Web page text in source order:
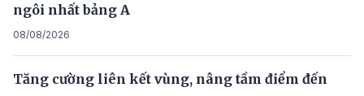
ngôi nhất bảng A
08/08/2026
Tăng cường liên kết vùng, nâng tầm điểm đến